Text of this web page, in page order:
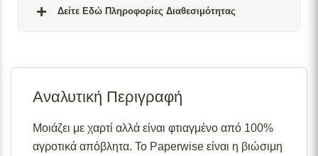
Δείτε Εδώ Πληροφορίες Διαθεσιμότητας
Διαθέσιμο κατόπιν παραγγελίας:
ημερομηνία εξόφλησης της παραγγελίας σας.
Σε απόθεμα (επιπλέον μπορεί να ζητηθεί κατόπιν
Αναλυτική Περιγραφή
Μοιάζει με χαρτί αλλά είναι φτιαγμένο από 100%
αγροτικά απόβλητα. Το Paperwise είναι η βιώσιμη